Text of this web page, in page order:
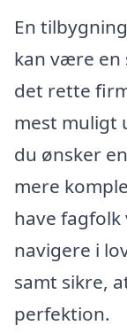
En
kan være en
det rette
mest muligt
du ønsker
mere
have fagfolk
navigere i
samt sikre,
perfektion.